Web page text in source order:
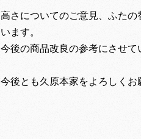
高さについてのご意見、ふた
います。
今後の商品改良の参考にさせて
今後とも久原本家をよろしくお